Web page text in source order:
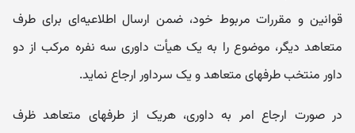
قوانین و مقررات مربوط خود، ضمن ارسال اطلاعیه‌ای برای طرف
متعاهد دیگر، موضوع را به یک هیأت داوری سه نفره مرکب از دو
داور منتخب طرفهای متعاهد و یک سرداور ارجاع نماید.
در صورت ارجاع امر به داوری، هریک از طرفهای متعاهد ظرف